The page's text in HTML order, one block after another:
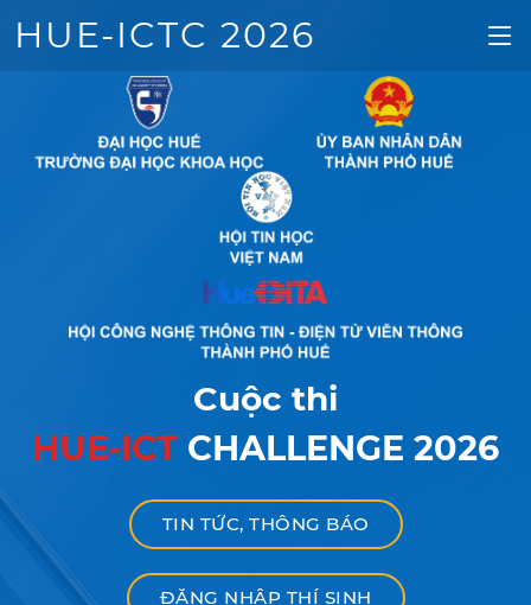
HUE-ICTC 2026
Cuộc thi
HUE-ICT CHALLENGE 2026
TIN TỨC, THÔNG BÁO
ĐĂNG NHẬP THÍ SINH